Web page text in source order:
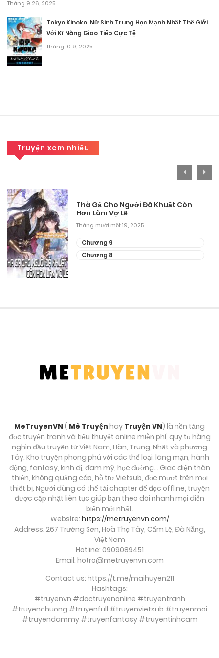
Tháng 9 29, 2025
Chương 73
Tháng 9 29, 2025
Tháng 9 29, 2025
Chương 69
Tháng 9 29, 2025
Chương 68
Tháng 9 29, 2025
Chương 64
Tháng 9 29, 2025
Chương 62
Tháng 9 29, 2025
Chương 61
Chương 61
Chương 60
Chương 60
Tháng 9 26, 2025
Tokyo Kinoko: Nữ Sinh Trung Học Mạnh Nhất Thế Giới
Với Kĩ Năng Giao Tiếp Cực Tệ
Tháng 10 9, 2025
Truyện xem nhiều
Thà Gả Cho Người Đã Khuất Còn
Hơn Làm Vợ Lẽ
Tháng mười một 19, 2025
Chương 9
Chương 8
MeTruyenVN ( Mê Truyện hay Truyện VN) là nền tảng
đọc truyện tranh và tiểu thuyết online miễn phí, quy tụ hàng
nghìn đầu truyện từ Việt Nam, Hàn, Trung, Nhật và phương
Tây. Kho truyện phong phú với các thể loại: lãng mạn, hành
động, fantasy, kinh dị, đam mỹ, học đường… Giao diện thân
thiện, không quảng cáo, hỗ trợ Vietsub, đọc mượt trên mọi
thiết bị. Người dùng có thể tải chapter để đọc offline, truyện
được cập nhật liên tục giúp bạn theo dõi nhanh mọi diễn
biến mới nhất.
Website: https://metruyenvn.com/
Address: 267 Trường Sơn, Hoà Thọ Tây, Cẩm Lệ, Đà Nẵng,
Việt Nam
Hotline: 0909089451
Email: hotro@metruyenvn.com
Contact us: https://t.me/maihuyen211
Hashtags:
#truyenvn #doctruyenonline #truyentranh
#truyenchuong #truyenfull #truyenvietsub #truyenmoi
#truyendammy #truyenfantasy #truyentinhcam